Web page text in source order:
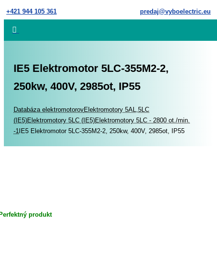
Skip
to
+421 944 105 361 predaj@vyboelectric.eu
IE5 Elektromotor 5LC-355M2-2,
250kw, 400V, 2985ot, IP55
Home
Databáza elektromotorovElektromotory 5AL,5LC
(IE5)Elektromotory 5LC (IE5)Elektromotory 5LC - 2800 ot./min.
-1 IE5 Elektromotor 5LC-355M2-2, 250kw, 400V, 2985ot, IP55
produkt